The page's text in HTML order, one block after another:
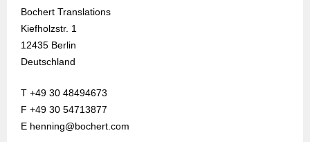
Bochert Translations
Kiefholzstr. 1
12435 Berlin
Deutschland
T +49 30 48494673
F +49 30 54713877
E henning@bochert.com